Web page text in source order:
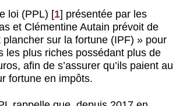
loi (PPL) [1] présentée par les
et Clémentine Autain prévoit de
sur la fortune (IPF) » pour
les plus riches possédant plus de
afin de s’assurer qu’ils paient au
fortune en impôts.